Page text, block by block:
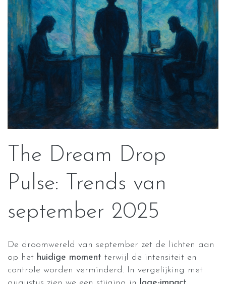
The Dream Drop
Pulse: Trends van
september 2025
De droomwereld van september zet de lichten aan
op het huidige moment terwijl de intensiteit en
controle worden verminderd. In vergelijking met